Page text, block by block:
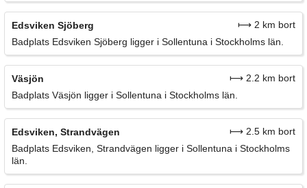
Edsviken Sjöberg
⟼ 2 km bort
Badplats Edsviken Sjöberg ligger i Sollentuna i Stockholms län.
Väsjön
⟼ 2.2 km bort
Badplats Väsjön ligger i Sollentuna i Stockholms län.
Edsviken, Strandvägen
⟼ 2.5 km bort
Badplats Edsviken, Strandvägen ligger i Sollentuna i Stockholms
län.